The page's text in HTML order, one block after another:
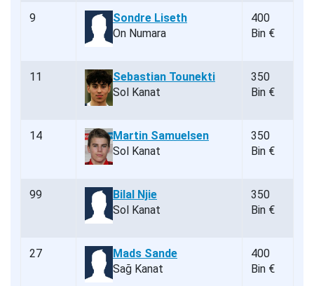
9
Sondre Liseth
On Numara
400
Bin €
11
Sebastian Tounekti
Sol Kanat
350
Bin €
14
Martin Samuelsen
Sol Kanat
350
Bin €
99
Bilal Njie
Sol Kanat
350
Bin €
27
Mads Sande
Sağ Kanat
400
Bin €